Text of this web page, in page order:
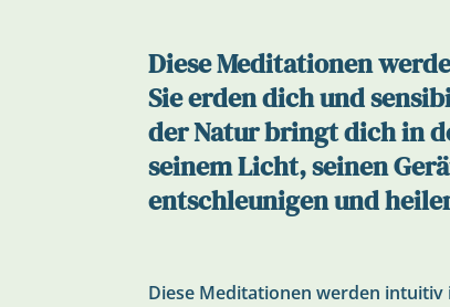
Diese Meditationen
Sie erden dich und
der Natur bringt dich in
seinem Licht, seinen
entschleunigen und
Diese Meditationen werden intuitiv